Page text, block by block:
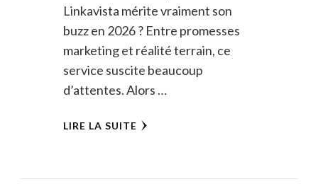
Linkavista mérite vraiment son
buzz en 2026 ? Entre promesses
marketing et réalité terrain, ce
service suscite beaucoup
d’attentes. Alors …
LIRE LA SUITE